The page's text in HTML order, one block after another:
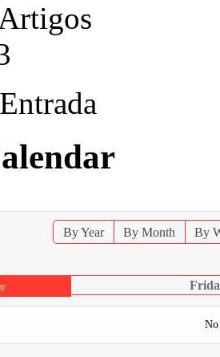
Entrada
By Year By Month By
No